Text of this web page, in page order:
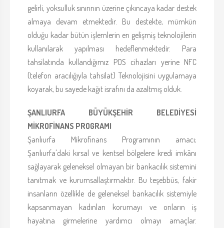
gelirli, yoksulluk sınırının üzerine çıkıncaya kadar destek
almaya devam etmektedir. Bu destekte, mümkün
olduğu kadar bütün işlemlerin en gelişmiş teknolojilerin
kullanılarak yapılması hedeflenmektedir. Para
tahsilatında kullandığımız POS cihazları yerine NFC
(telefon aracılığıyla tahsilat) Teknolojisini uygulamaya
koyarak, bu sayede kağıt israfını da azaltmış olduk.
ŞANLIURFA BÜYÜKŞEHİR BELEDİYESİ
MİKROFİNANS PROGRAMI
Şanlıurfa Mikrofinans Programının amacı;
Şanlıurfa'daki kırsal ve kentsel bölgelere kredi imkânı
sağlayarak geleneksel olmayan bir bankacılık sistemini
tanıtmak ve kurumsallaştırmaktır. Bu teşebbüs, fakir
insanların özellikle de geleneksel bankacılık sistemiyle
kapsanmayan kadınları korumayı ve onların iş
hayatına girmelerine yardımcı olmayı amaçlar.